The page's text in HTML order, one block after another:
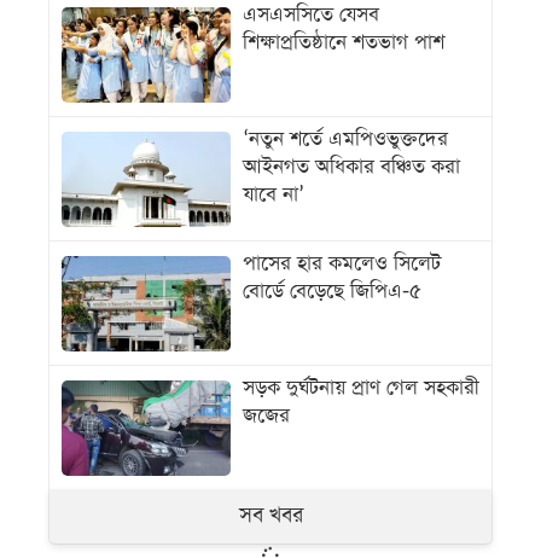
এসএসসিতে যেসব
শিক্ষাপ্রতিষ্ঠানে শতভাগ পাশ
‘নতুন শর্তে এমপিওভুক্তদের
আইনগত অধিকার বঞ্চিত করা
যাবে না’
পাসের হার কমলেও সিলেট
বোর্ডে বেড়েছে জিপিএ-৫
সড়ক দুর্ঘটনায় প্রাণ গেল সহকারী
জজের
সব খবর